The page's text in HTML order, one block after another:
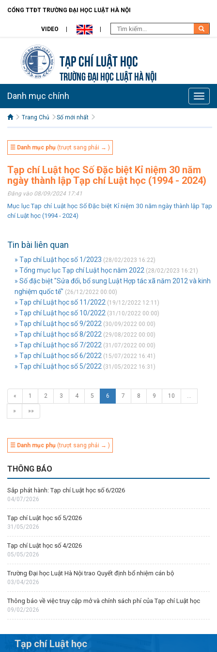
CỔNG TTĐT TRƯỜNG ĐẠI HỌC LUẬT HÀ NỘI
VIDEO
Tạp chí Luật học
TRƯỜNG ĐẠI HỌC LUẬT HÀ NỘI
Toggle
Danh mục chính
Trang Chủ Số mới nhất
☰ Danh mục phụ (trượt sang phải → )
Tạp chí Luật học Số Đặc biệt Kỉ niệm 30 năm
ngày thành lập Tạp chí Luật học (1994 - 2024)
Đăng vào 08/09/2024 17:41
Mục lục Tạp chí Luật học Số Đặc biệt Kỉ niệm 30 năm ngày thành lập Tạp
chí Luật học (1994 - 2024)
Tin bài liên quan
» Tạp chí Luật học số 1/2023 (28/02/2023 16:22)
» Tổng mục lục Tạp chí Luật học năm 2022 (28/02/2023 16:21)
» Số đặc biệt "Sửa đổi, bổ sung Luật Hợp tác xã năm 2012 và kinh
nghiệm quốc tế" (26/12/2022 00:00)
» Tạp chí Luật học số 11/2022 (19/12/2022 12:11)
» Tạp chí Luật học số 10/2022 (31/10/2022 00:00)
» Tạp chí Luật học số 9/2022 (30/09/2022 00:00)
» Tạp chí Luật học số 8/2022 (29/08/2022 00:00)
» Tạp chí Luật học số 7/2022 (31/07/2022 00:00)
» Tạp chí Luật học số 6/2022 (15/07/2022 16:41)
» Tạp chí Luật học số 5/2022 (31/05/2022 16:31)
« 1 2 3 4 5 6 7 8 9 10 …
» »»
☰ Danh mục phụ (trượt sang phải → )
THÔNG BÁO
Sắp phát hành: Tạp chí Luật học số 6/2026
04/07/2026
Tạp chí Luật học số 5/2026
31/05/2026
Tạp chí Luật học số 4/2026
05/05/2026
Trường Đại học Luật Hà Nội trao Quyết định bổ nhiệm cán bộ
03/04/2026
Thông báo về việc truy cập mở và chính sách phí của Tạp chí Luật học
09/02/2026
Tạp chí Luật học